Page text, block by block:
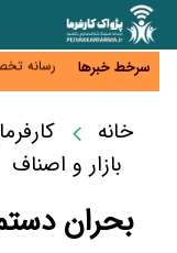
سرخط خبرها
هشدار
واحدهای
رسانه
سرلوحه
به چه
سفارش
خانه
بازار و اصناف
بحران